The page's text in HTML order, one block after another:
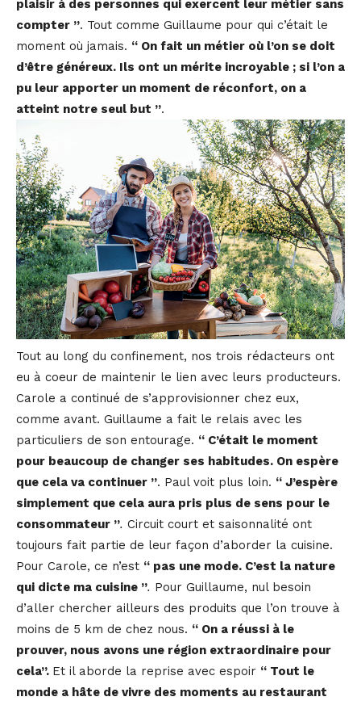
plaisir à des personnes qui exercent leur métier sans
compter ”. Tout comme Guillaume pour qui c’était le
moment où jamais. “ On fait un métier où l’on se doit
d’être généreux. Ils ont un mérite incroyable ; si l’on a
pu leur apporter un moment de réconfort, on a
atteint notre seul but ”.
Tout au long du confinement, nos trois rédacteurs ont
eu à coeur de maintenir le lien avec leurs producteurs.
Carole a continué de s’approvisionner chez eux,
comme avant. Guillaume a fait le relais avec les
particuliers de son entourage. “ C’était le moment
pour beaucoup de changer ses habitudes. On espère
que cela va continuer ”. Paul voit plus loin. “ J’espère
simplement que cela aura pris plus de sens pour le
consommateur ”. Circuit court et saisonnalité ont
toujours fait partie de leur façon d’aborder la cuisine.
Pour Carole, ce n’est “ pas une mode. C’est la nature
qui dicte ma cuisine ”. Pour Guillaume, nul besoin
d’aller chercher ailleurs des produits que l’on trouve à
moins de 5 km de chez nous. “ On a réussi à le
prouver, nous avons une région extraordinaire pour
cela”. Et il aborde la reprise avec espoir “ Tout le
monde a hâte de vivre des moments au restaurant